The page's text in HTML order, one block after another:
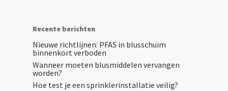
Recente berichten
Nieuwe richtlijnen: PFAS in blusschuim
binnenkort verboden
Wanneer moeten blusmiddelen vervangen
worden?
Hoe test je een sprinklerinstallatie veilig?